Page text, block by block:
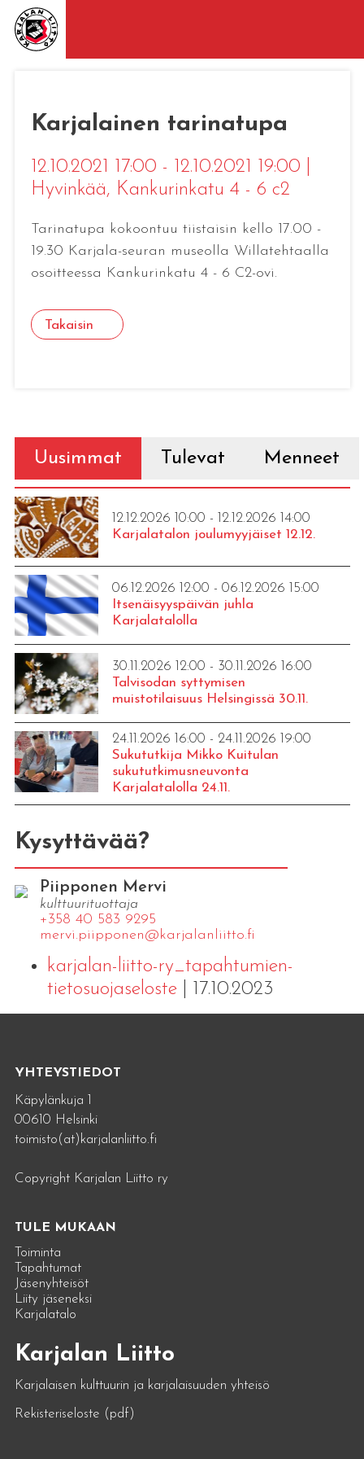
Karjalainen tarinatupa
12.10.2021 17:00 - 12.10.2021 19:00
Hyvinkää, Kankurinkatu 4 - 6 c2
Tarinatupa kokoontuu tiistaisin kello 17.00 -
19.30 Karjala-seuran museolla Willatehtaalla
osoitteessa Kankurinkatu 4 - 6 C2-ovi.
Takaisin
Uusimmat Tulevat Menneet
12.12.2026 10:00 - 12.12.2026 14:00
Karjalatalon joulumyyjäiset 12.12.
06.12.2026 12:00 - 06.12.2026 15:00
Itsenäisyyspäivän juhla
Karjalatalolla
30.11.2026 12:00 - 30.11.2026 16:00
Talvisodan syttymisen
muistotilaisuus Helsingissä 30.11.
24.11.2026 16:00 - 24.11.2026 19:00
Sukututkija Mikko Kuitulan
sukututkimusneuvonta
Karjalatalolla 24.11.
Kysyttävää?
Piipponen Mervi
kulttuurituottaja
+358 40 583 9295
mervi.​piipponen@​kar​jala​nlii​tto.​fi
karjalan-liitto-ry_tapahtumien-
tietosuojaseloste| 17.10.2023
YHTEYSTIEDOT
Käpylänkuja 1
00610 Helsinki
toimisto(at)karjalanliitto.fi
Copyright Karjalan Liitto ry
TULE MUKAAN
Toiminta
Tapahtumat
Jäsenyhteisöt
Liity jäseneksi
Karjalatalo
Karjalan Liitto
Karjalaisen kulttuurin ja karjalaisuuden yhteisö
Rekisteriseloste (pdf)